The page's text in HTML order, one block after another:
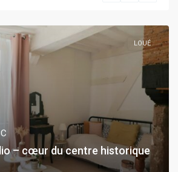
LOUÉ
– cœur du centre historique